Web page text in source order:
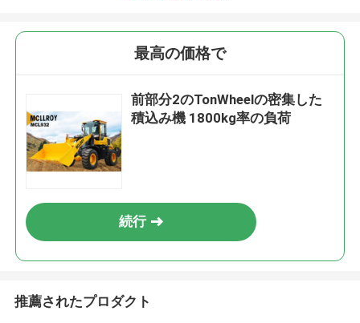
最高の価格で
前部分2のTonWheelの密集した
積込み機 1800kg率の負荷
続行
推薦されたプロダクト